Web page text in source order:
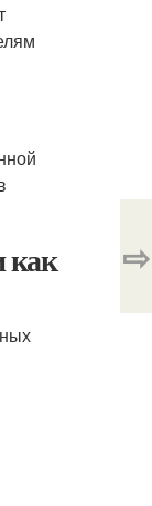
как ⇨